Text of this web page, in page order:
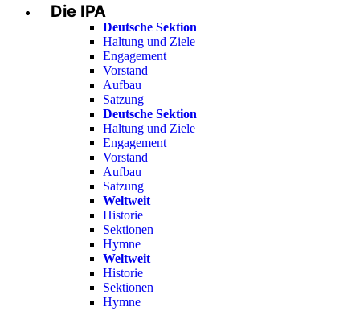
Menu
Die IPA
Deutsche Sektion
Haltung und Ziele
Engagement
Vorstand
Aufbau
Satzung
Deutsche Sektion
Haltung und Ziele
Engagement
Vorstand
Aufbau
Satzung
Weltweit
Historie
Sektionen
Hymne
Weltweit
Historie
Sektionen
Hymne